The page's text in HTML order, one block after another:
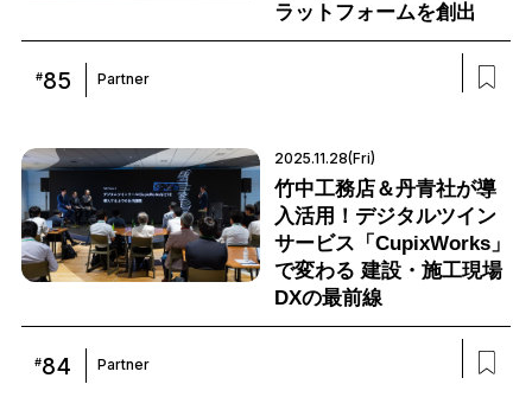
ラットフォームを創出
#85 Partner
2025.11.28(Fri)
竹中工務店＆丹青社が導
入活用！デジタルツイン
サービス「CupixWorks」
で変わる 建設・施工現場
DXの最前線
#84 Partner